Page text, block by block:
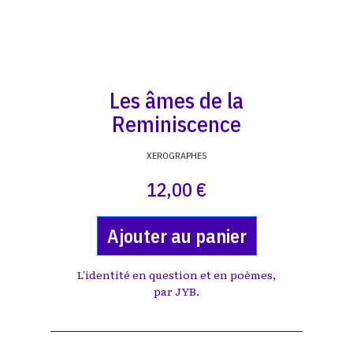
Les âmes de la
Reminiscence
XEROGRAPHES
12,00 €
Ajouter au panier
L'identité en question et en poèmes,
par JYB.